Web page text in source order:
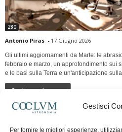
Gestisci
Per fornire le migliori esperienze,
280
Antonio Piras - 17 Giugno 2026
Gli ultimi aggiornamenti da Marte: le
febbraio e marzo, un approfondimento sui
e le basi sulla Terra e un'anticipazione
Continua a leggere